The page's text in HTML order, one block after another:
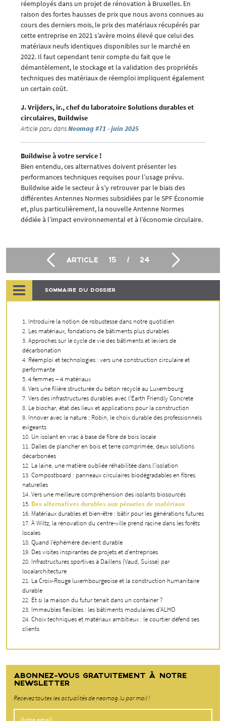
réemployés dans un projet de rénovation à Bruxelles. En
raison des fortes hausses de prix que nous avons connues au
cours des derniers mois, le prix des matériaux récupérés par
cette entreprise en 2021 s’avère moins élevé que celui des
matériaux neufs identiques disponibles sur le marché en
2022. Il faut cependant tenir compte du fait que le
démantèlement, le stockage et la validation des propriétés
techniques des matériaux de réemploi impliquent également
un certain coût.
J. Vrijders, ir., chef du laboratoire Solutions durables et
circulaires, Buildwise
Article paru dansNeomag #71 - juin 2025
Buildwise à votre service !
Bien entendu, ces alternatives doivent présenter les
performances techniques requises pour l’usage prévu.
Buildwise aide le secteur à s’y retrouver par le biais des
différentes Antennes Normes subsidiées par le SPF Économie
et, plus particulièrement, la nouvelle Antenne Normes
dédiée à l’impact environnemental et à l’économie circulaire.
ARTICLE 15 / 24
SOMMAIRE DU DOSSIER
Introduire la notion de robustesse dans notre quotidien
Les matériaux, fondations de bâtiments plus durables
Approches sur le cycle de vie des bâtiments et leviers de
décarbonation
Réemploi et technologies : vers une construction circulaire et
performante
4 femmes – 4 matériaux
Vers une filière structurée du béton recyclé au Luxembourg
Vers des infrastructures durables avec l’Earth Friendly Concrete
Le biochar, état des lieux et applications pour la construction
Innover avec la nature : Robin, le choix durable des professionnels
exigeants
Un isolant en vrac à base de fibre de bois locale
Dalles de plancher en bois et terre comprimée, deux solutions
décarbonées
La laine, une matière oubliée réhabilitée dans l’isolation
Compostboard : panneaux circulaires biodégradables en fibres
naturelles
Vers une meilleure compréhension des isolants biosourcés
Des alternatives durables aux pénuries de matériaux
Matériaux durables et bien-être : bâtir pour les générations futures
À Wiltz, la rénovation du centre-ville prend racine dans les forêts
locales
Quand l’éphémère devient durable
Des visites inspirantes de projets et d’entreprises
Infrastructures sportives à Daillens (Vaud, Suisse) par
localarchitecture
La Croix-Rouge luxembourgeoise et la construction humanitaire
durable
Et si la maison du futur tenait dans un container ?
Immeubles flexibles : les bâtiments modulaires d’ALHO
Choix techniques et matériaux ambitieux : le courtier défend ses
clients
ABONNEZ-VOUS GRATUITEMENT À NOTRE
NEWSLETTER
Recevez toutes les actualités de neomag.lu par mail !